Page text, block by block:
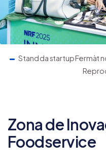
Stand da startup Fermàt
Zona de
Foodservice